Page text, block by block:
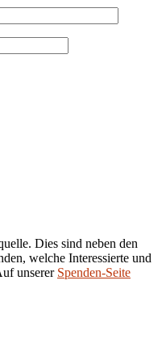
Dies sind neben den
welche Interessierte und
unserer Spenden-Seite